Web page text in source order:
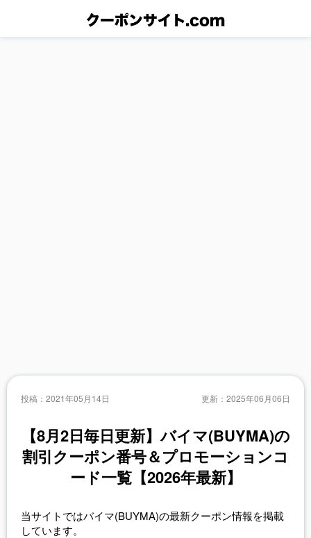
投稿： 2021年05月14日 更新： 2025年06月06日
【8月2日毎日更新】バイマ(BUYMA)の
割引クーポン番号＆プロモーションコ
ード一覧【2026年最新】
当サイトではバイマ(BUYMA)の最新クーポン情報を掲載
しています。